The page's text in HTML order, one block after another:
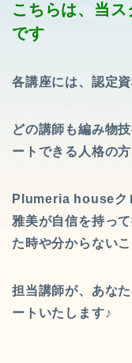
こちらは、当ス
です
各講座には、認定
どの講師も編み物
ートできる人格の方
Plumeria houseク
雅美が自信を持っ
た時や分からない
担当講師が、あな
ートいたします♪